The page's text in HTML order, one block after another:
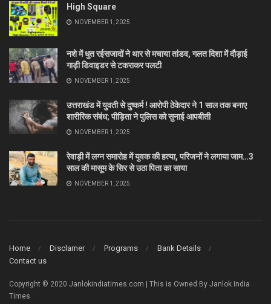
High Square
NOVEMBER 1, 2025
नशे में धुत रईसजादों ने थार से मचाया तांडव, गलत दिशा में दौड़ाई
गाड़ी डिवाइडर से टकराकर पलटी
NOVEMBER 1, 2025
उत्तराखंड में युवती से दुष्कर्म ! आरोपी ठेकेदार ने 1 साल तक बनाए
शारीरिक संबंध; पीड़िता ने पुलिस को सुनाई आपबीती
NOVEMBER 1, 2025
रेवाड़ी में लग्न समारोह में युवक की हत्या, परिजनों ने लगाया जाम…3
साल की मासूम के सिर से उठा पिता का साया
NOVEMBER 1, 2025
Home Disclamer Programs
Bank Details
Contact us
Copyright © 2020 Janlokindiatimes.com | This is Owned By Janlok India
Times